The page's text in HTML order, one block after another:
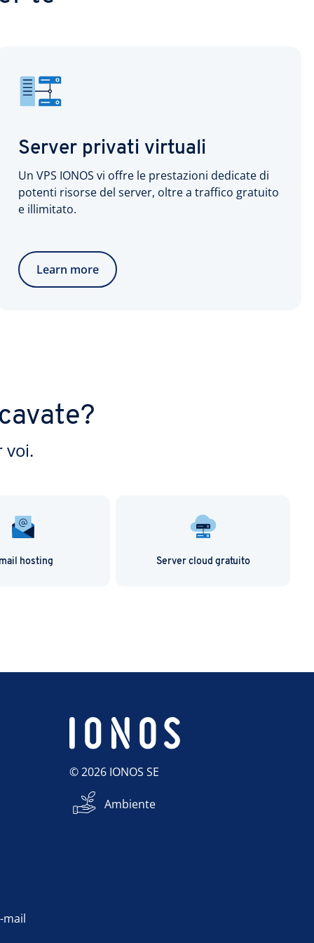
Server privati virtuali
Un VPS IONOS vi offre le prestazioni dedicate di
potenti risorse del server, oltre a traffico gratuito
e illimitato.
Learn more
voi.
hosting Server cloud gratuito
mail
© 2026 IONOS SE
Ambiente